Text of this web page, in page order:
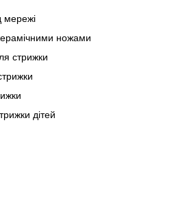
мережі
ножами
стрижки
дітей